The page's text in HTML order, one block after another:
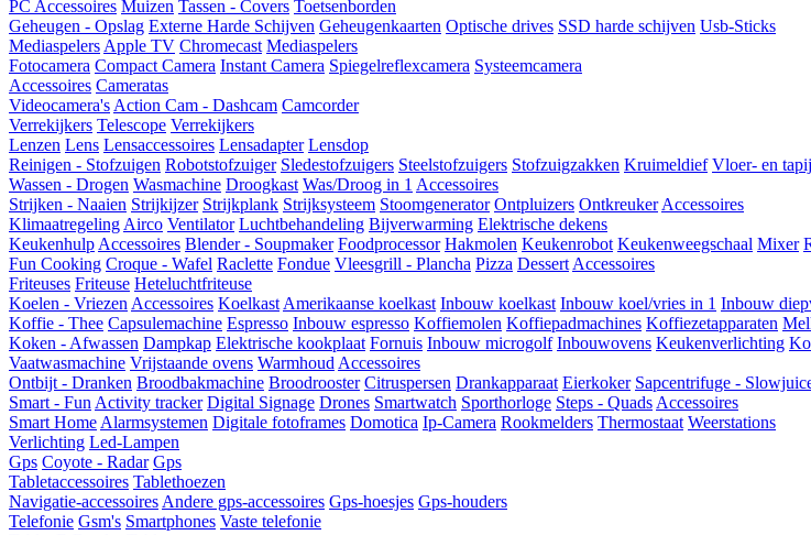
PC Accessoires Muizen Tassen - Covers Toetsenborden
Geheugen - Opslag Externe Harde Schijven Geheugenkaarten Optische drives SSD harde schijven Usb-Sticks
Mediaspelers Apple TV Chromecast Mediaspelers
Fotocamera Compact Camera Instant Camera Spiegelreflexcamera Systeemcamera
Accessoires Cameratas
Videocamera's Action Cam - Dashcam Camcorder
Verrekijkers Telescope Verrekijkers
Lenzen Lens Lensaccessoires Lensadapter Lensdop
Reinigen - Stofzuigen Robotstofzuiger Sledestofzuigers Steelstofzuigers Stofzuigzakken Kruimeldief Vloer- en
Wassen - Drogen Wasmachine Droogkast Was/Droog in 1 Accessoires
Strijken - Naaien Strijkijzer Strijkplank Strijksysteem Stoomgenerator Ontpluizers Ontkreuker Accessoires
Klimaatregeling Airco Ventilator Luchtbehandeling Bijverwarming Elektrische dekens
Keukenhulp Accessoires Blender - Soupmaker Foodprocessor Hakmolen Keukenrobot Keukenweegschaal Mixer
Fun Cooking Croque - Wafel Raclette Fondue Vleesgrill - Plancha Pizza Dessert Accessoires
Friteuses Friteuse Heteluchtfriteuse
Koelen - Vriezen Accessoires Koelkast Amerikaanse koelkast Inbouw koelkast Inbouw koel/vries in 1 Inbouw
Koffie - Thee Capsulemachine Espresso Inbouw espresso Koffiemolen Koffiepadmachines Koffiezetapparaten
Koken - Afwassen Dampkap Elektrische kookplaat Fornuis Inbouw microgolf Inbouwovens Keukenverlichting
Vaatwasmachine Vrijstaande ovens Warmhoud Accessoires
Ontbijt - Dranken Broodbakmachine Broodrooster Citruspersen Drankapparaat Eierkoker Sapcentrifuge -
Smart - Fun Activity tracker Digital Signage Drones Smartwatch Sporthorloge Steps - Quads Accessoires
Smart Home Alarmsystemen Digitale fotoframes Domotica Ip-Camera Rookmelders Thermostaat Weerstations
Verlichting Led-Lampen
Gps Coyote - Radar Gps
Tabletaccessoires Tablethoezen
Navigatie-accessoires Andere gps-accessoires Gps-hoesjes Gps-houders
Telefonie Gsm's Smartphones Vaste telefonie